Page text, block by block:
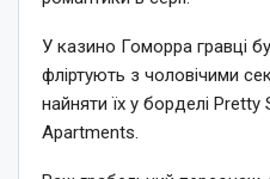
У казино Гоморра гравці
фліртують з чоловічими
найняти їх у борделі
Apartments.